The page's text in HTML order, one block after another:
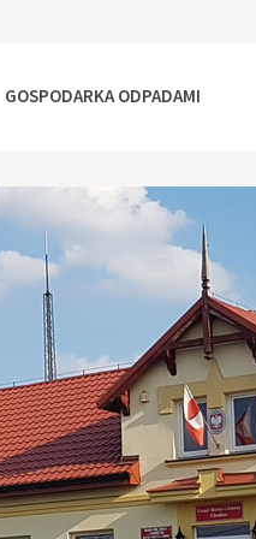
GOSPODARKA ODPADAMI